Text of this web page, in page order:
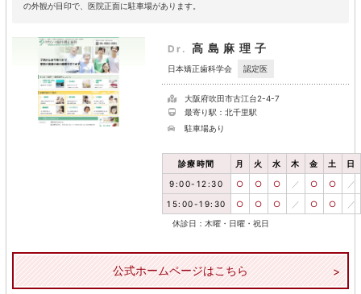
の外観が目印で、医院正面に駐車場があります。
Dr. 高島麻理子
日本矯正歯科学会 認定医
大阪府吹田市古江台2-4-7
最寄り駅：北千里駅
駐車場あり
診療時間 月 火 水 木 金 土 日
9:00-12:30 ○ ○ ○ ／ ○ ○ ／
15:00-19:30 ○ ○ ○ ／ ○ ○ ／
休診日：木曜・日曜・祝日
公式ホームページはこちら